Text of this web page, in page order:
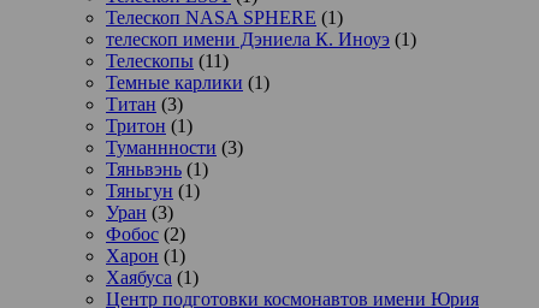
Телескоп NASA SPHERE (1)
телескоп имени Дэниела К. Иноуэ (1)
Телескопы (11)
Темные карлики (1)
Титан (3)
Тритон (1)
Туманнности (3)
Тяньвэнь (1)
Тяньгун (1)
Уран (3)
Фобос (2)
Харон (1)
Хаябуса (1)
Центр подготовки космонавтов имени Юрия